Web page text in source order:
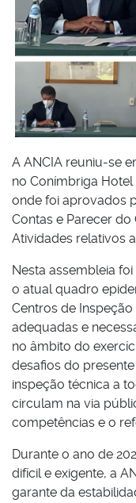
A ANCIA reuniu-se
no Conímbriga
onde foi aprovados
Contas e Parecer do
Atividades relativos
Nesta assembleia
o atual quadro
Centros de
adequadas e
no âmbito do
desafios do
inspeção técnica a
circulam na via
competências e o
Durante o ano de
difícil e exigente, a
garante da